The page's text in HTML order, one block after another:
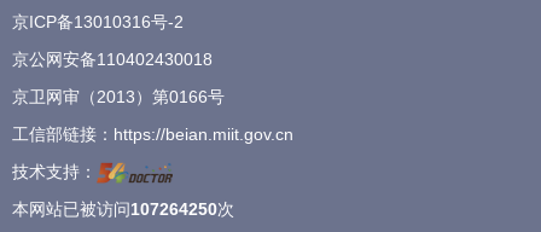
京ICP备13010316号-2
京公网安备110402430018
京卫网审（2013）第0166号
工信部链接： https://beian.miit.gov.cn
技术支持：
本网站已被访问107264250次